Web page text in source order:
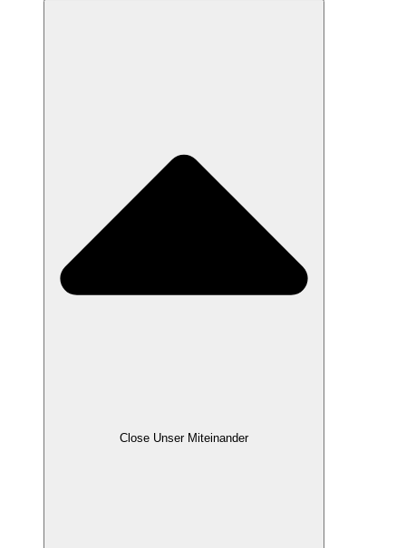
Close Unser Miteinander